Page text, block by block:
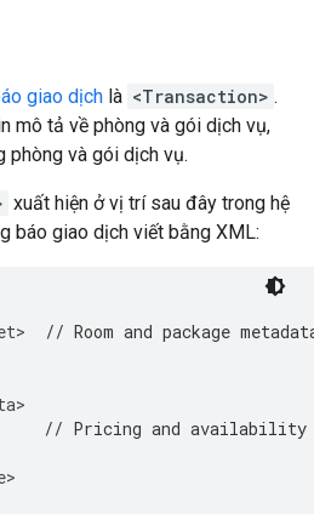
giao dịch là <Transaction> .
mô tả về phòng và gói dịch vụ,
phòng và gói dịch vụ.
xuất hiện ở vị trí sau đây trong hệ
báo giao dịch viết bằng XML:
>
// Room and package
>
// Pricing and availability
>